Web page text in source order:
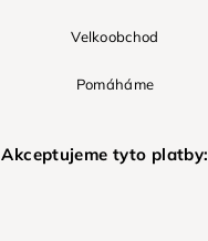
Velkoobchod
Pomáháme
Akceptujeme tyto platby: